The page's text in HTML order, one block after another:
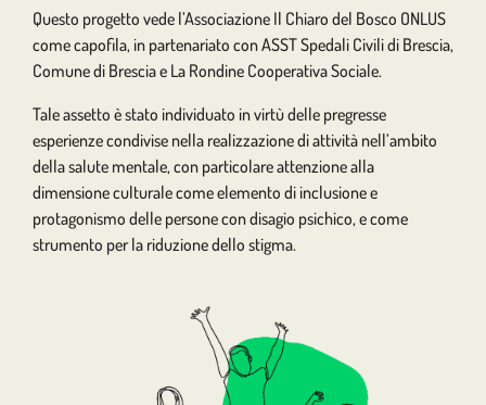
Questo progetto vede l’Associazione Il Chiaro del Bosco ONLUS
come capofila, in partenariato con ASST Spedali Civili di Brescia,
Comune di Brescia e La Rondine Cooperativa Sociale.
Tale assetto è stato individuato in virtù delle pregresse
esperienze condivise nella realizzazione di attività nell’ambito
della salute mentale, con particolare attenzione alla
dimensione culturale come elemento di inclusione e
protagonismo delle persone con disagio psichico, e come
strumento per la riduzione dello stigma.